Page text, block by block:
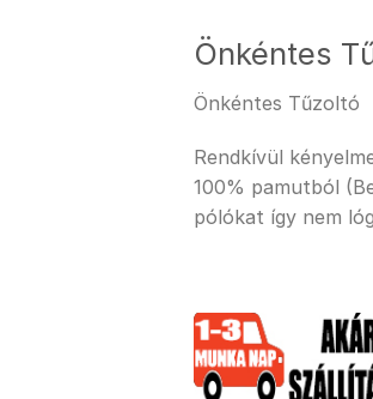
Önkéntes
Önkéntes Tűzoltó
Rendkívül
100% pamutból
pólókat így nem